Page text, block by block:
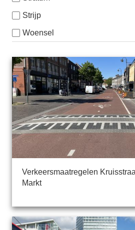
Strijp
Woensel
Verkeersmaatregelen
Markt